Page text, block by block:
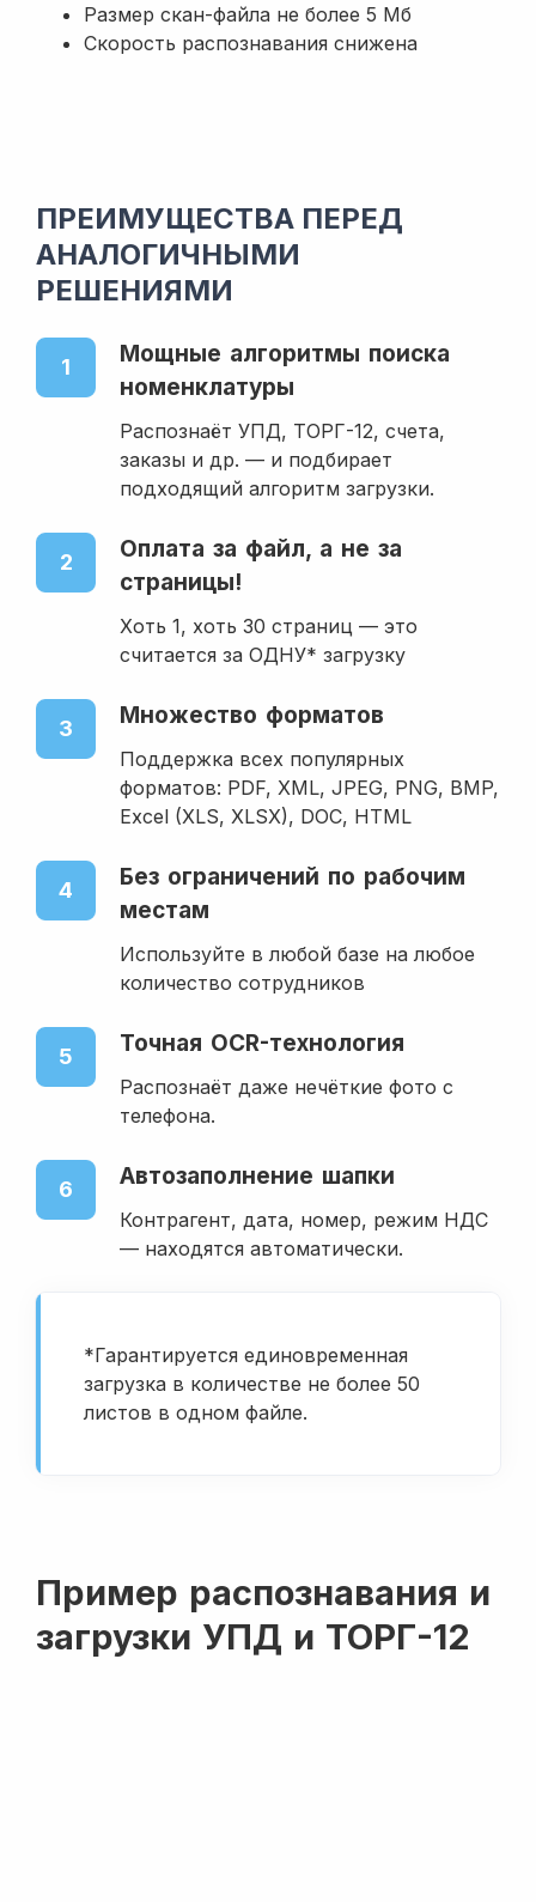
Размер скан-файла не более 5 Мб
Скорость распознавания снижена
ПРЕИМУЩЕСТВА ПЕРЕД
АНАЛОГИЧНЫМИ
РЕШЕНИЯМИ
1
Мощные алгоритмы поиска
номенклатуры
Распознаёт УПД, ТОРГ-12, счета,
заказы и др. — и подбирает
подходящий алгоритм загрузки.
2
Оплата за файл, а не за
страницы!
Хоть 1, хоть 30 страниц — это
считается за ОДНУ* загрузку
3 Множество форматов
Поддержка всех популярных
форматов: PDF, XML, JPEG, PNG, BMP,
Excel (XLS, XLSX), DOC, HTML
4
Без ограничений по рабочим
местам
Используйте в любой базе на любое
количество сотрудников
5 Точная OCR-технология
Распознаёт даже нечёткие фото с
телефона.
6 Автозаполнение шапки
Контрагент, дата, номер, режим НДС
— находятся автоматически.
*Гарантируется единовременная
загрузка в количестве не более 50
листов в одном файле.
Пример распознавания и
загрузки УПД и ТОРГ-12